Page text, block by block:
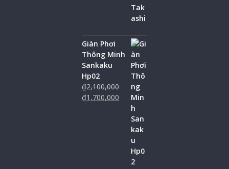
Giàn Phơi
Thông Minh
Sankaku
Hp02
₫2,100,000
₫1,700,000